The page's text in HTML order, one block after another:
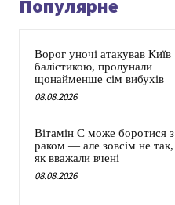
Популярне
Ворог уночі атакував Київ
балістикою, пролунали
щонайменше сім вибухів
08.08.2026
Вітамін C може боротися з
раком — але зовсім не так,
як вважали вчені
08.08.2026